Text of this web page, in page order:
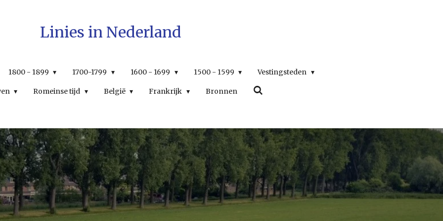
Linies in Nederland
1800 - 1899 1700-1799 1600 - 1699 1500 - 1599 Vestingsteden
Romeinse tijd België Frankrijk Bronnen